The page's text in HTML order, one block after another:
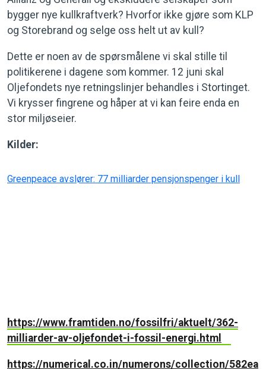
bygger nye kullkraftverk? Hvorfor ikke gjøre som KLP
og Storebrand og selge oss helt ut av kull?
Dette er noen av de spørsmålene vi skal stille til
politikerene i dagene som kommer. 12 juni skal
Oljefondets nye retningslinjer behandles i Stortinget.
Vi krysser fingrene og håper at vi kan feire enda en
stor miljøseier.
Kilder:
Greenpeace avslører: 77 milliarder pensjonspenger i kull
https://www.framtiden.no/fossilfri/aktuelt/362-
milliarder-av-oljefondet-i-fossil-energi.html
https://numerical.co.in/numerons/collection/582ea